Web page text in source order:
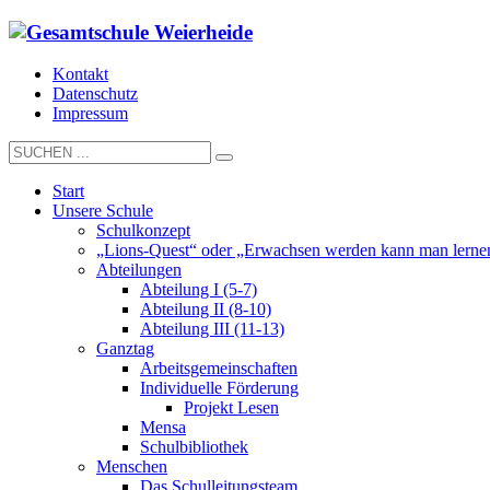
Kontakt
Datenschutz
Impressum
Start
Unsere Schule
Schulkonzept
„Lions-Quest“ oder „Erwachsen werden kann man
Abteilungen
Abteilung I (5-7)
Abteilung II (8-10)
Abteilung III (11-13)
Ganztag
Arbeitsgemeinschaften
Individuelle Förderung
Projekt Lesen
Mensa
Schulbibliothek
Menschen